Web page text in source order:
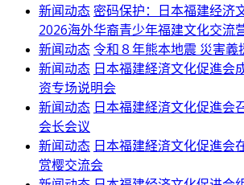
新闻动态 密码保护：日本福建经济
2026海外华裔青少年福建文化交流
新闻动态令和８年熊本地震 災害義
新闻动态 日本福建経済文化促進会
资专场说明会
新闻动态 日本福建経済文化促進会
会长会议
新闻动态 日本福建経済文化促進会
赏樱交流会